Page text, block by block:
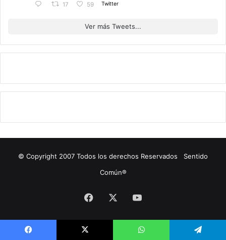
17 59 Twitter
Ver más Tweets...
© Copyright 2007 Todos los derechos Reservados Sentido
Común®
Facebook YouTube